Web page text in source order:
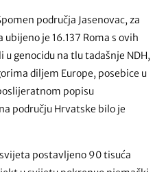
područja Jasenovac, za
je 16.137 Roma s ovih
genocidu na tlu tadašnje NDH,
diljem Europe, posebice u
popisu
području Hrvatske bilo je
postavljeno 90 tisuća